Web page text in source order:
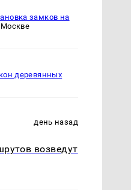
замков на
Москве
деревянных
день назад
возведут